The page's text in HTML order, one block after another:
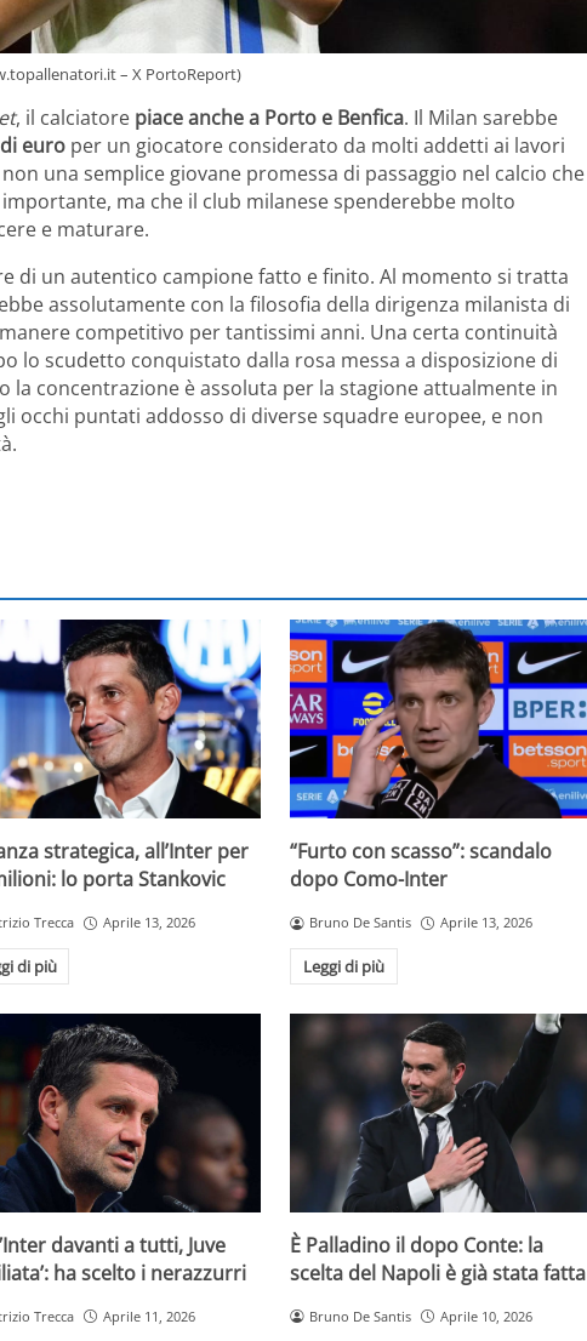
– X PortoReport)
, il calciatore piace anche a Porto e Benfica. Il Milan sarebbe
euro per un giocatore considerato da molti addetti ai lavori
una semplice giovane promessa di passaggio nel calcio che
ma che il club milanese spenderebbe molto
e maturare.
di un autentico campione fatto e finito. Al momento si tratta
assolutamente con la filosofia della dirigenza milanista di
competitivo per tantissimi anni. Una certa continuità
lo scudetto conquistato dalla rosa messa a disposizione di
la concentrazione è assoluta per la stagione attualmente in
occhi puntati addosso di diverse squadre europee, e non
strategica, all’Inter per
lo porta Stankovic
Trecca Aprile 13, 2026
di più
“Furto con scasso”: scandalo
dopo Como-Inter
Bruno De Santis Aprile 13, 2026
Leggi di più
davanti a tutti, Juve
ha scelto i nerazzurri
Trecca Aprile 11, 2026
È Palladino il dopo Conte: la
scelta del Napoli è già stata fatta
Bruno De Santis Aprile 10, 2026